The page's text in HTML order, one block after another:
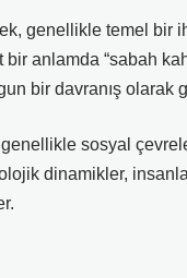
genellikle temel bir
anlamda “sabah
bir davranış olarak
sosyal
dinamikler,